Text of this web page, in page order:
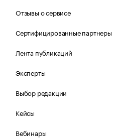
Отзывы о сервисе
Сертифицированные партнеры
Лента публикаций
Эксперты
Выбор редакции
Кейсы
Вебинары